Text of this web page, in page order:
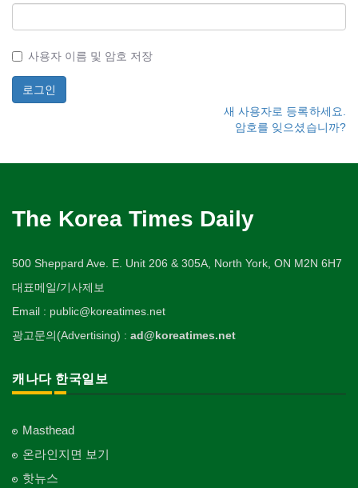
사용자 이름 및 암호 저장
새 사용자로 등록하세요.
암호를 잊으셨습니까?
The Korea Times Daily
500 Sheppard Ave. E. Unit 206 & 305A, North York, ON M2N 6H7
대표메일/기사제보
Email : public@koreatimes.net
광고문의(Advertising) : ad@koreatimes.net
캐나다 한국일보
Masthead
온라인지면 보기
핫뉴스